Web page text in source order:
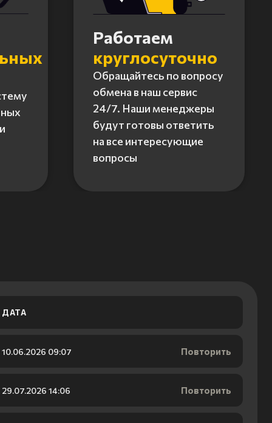
Работаем
круглосуточно
Обращайтесь по вопросу
обмена в наш сервис
24/7. Наши менеджеры
будут готовы ответить
на все интересующие
вопросы
ДАТА
10.06.2026 09:07 Повторить
29.07.2026 14:06 Повторить